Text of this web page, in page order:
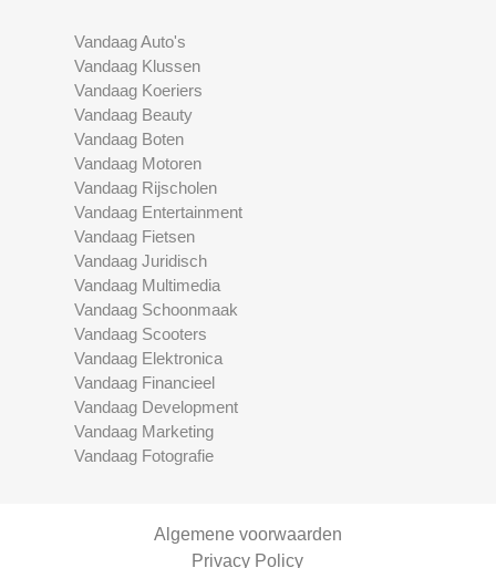
Vandaag Auto's
Vandaag Klussen
Vandaag Koeriers
Vandaag Beauty
Vandaag Boten
Vandaag Motoren
Vandaag Rijscholen
Vandaag Entertainment
Vandaag Fietsen
Vandaag Juridisch
Vandaag Multimedia
Vandaag Schoonmaak
Vandaag Scooters
Vandaag Elektronica
Vandaag Financieel
Vandaag Development
Vandaag Marketing
Vandaag Fotografie
Algemene voorwaarden
Privacy Policy